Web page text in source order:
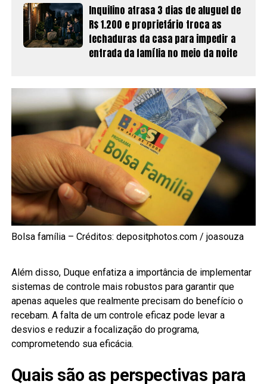
Inquilino atrasa 3 dias de aluguel de
R$ 1.200 e proprietário troca as
fechaduras da casa para impedir a
entrada da família no meio da noite
Bolsa família – Créditos: depositphotos.com / joasouza
Além disso, Duque enfatiza a importância de implementar
sistemas de controle mais robustos para garantir que
apenas aqueles que realmente precisam do benefício o
recebam. A falta de um controle eficaz pode levar a
desvios e reduzir a focalização do programa,
comprometendo sua eficácia.
Quais são as perspectivas para